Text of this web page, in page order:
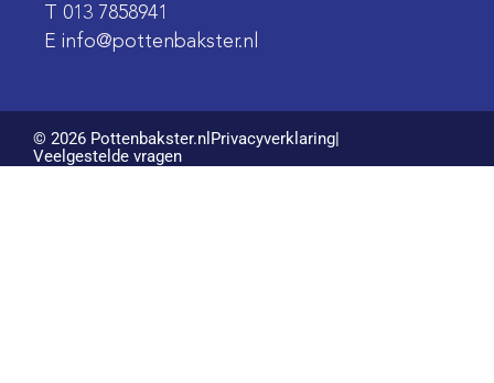
T 013 7858941
E info@pottenbakster.nl
© 2026 Pottenbakster.nl Privacyverklaring|
Veelgestelde vragen